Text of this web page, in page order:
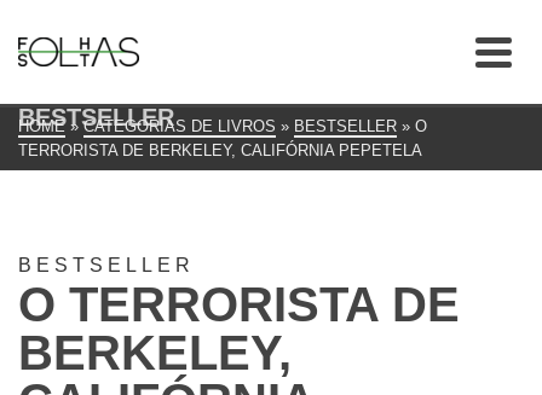
BESTSELLER
HOME » CATEGORIAS DE LIVROS » BESTSELLER » O
TERRORISTA DE BERKELEY, CALIFÓRNIA PEPETELA
BESTSELLER
O TERRORISTA DE
BERKELEY,